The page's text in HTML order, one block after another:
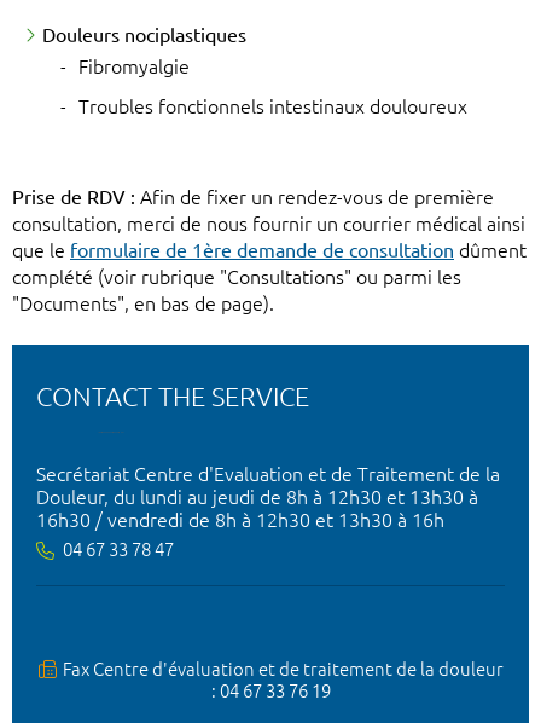
Douleurs nociplastiques
Fibromyalgie
Troubles fonctionnels intestinaux douloureux
Prise de RDV : Afin de fixer un rendez-vous de première
consultation, merci de nous fournir un courrier médical ainsi
que le formulaire de 1ère demande de consultation dûment
complété (voir rubrique "Consultations" ou parmi les
"Documents", en bas de page).
CONTACT THE SERVICE
Secrétariat Centre d'Evaluation et de Traitement de la
Douleur, du lundi au jeudi de 8h à 12h30 et 13h30 à
16h30 / vendredi de 8h à 12h30 et 13h30 à 16h
04 67 33 78 47
Fax Centre d'évaluation et de traitement de la douleur
: 04 67 33 76 19